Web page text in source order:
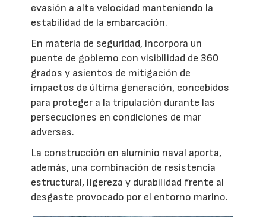
evasión a alta velocidad manteniendo la
estabilidad de la embarcación.
En materia de seguridad, incorpora un
puente de gobierno con visibilidad de 360
grados y asientos de mitigación de
impactos de última generación, concebidos
para proteger a la tripulación durante las
persecuciones en condiciones de mar
adversas.
La construcción en aluminio naval aporta,
además, una combinación de resistencia
estructural, ligereza y durabilidad frente al
desgaste provocado por el entorno marino.